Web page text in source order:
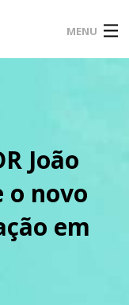
MENU
João
o novo
em